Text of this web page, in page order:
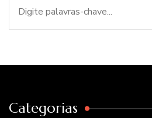
Categorias